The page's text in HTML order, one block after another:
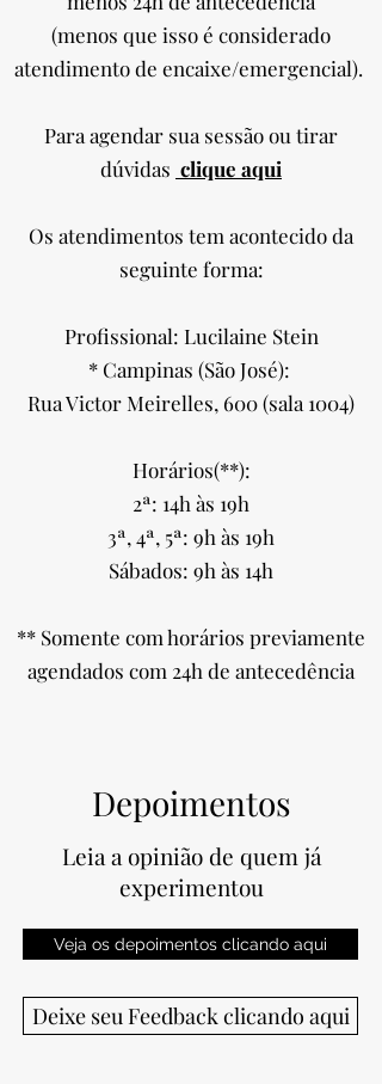
(menos que isso é considerado
atendimento de encaixe/emergencial).
Para agendar sua sessão ou tirar
dúvidas clique aqui
Os atendimentos tem acontecido da
seguinte forma:
Profissional: Lucilaine Stein
* Campinas (São José):
Rua Victor Meirelles, 600 (sala 1004)
Horários(**):
2ª: 14h às 19h
3ª, 4ª, 5ª: 9h às 19h
Sábados: 9h às 14h
** Somente com horários previamente
agendados com 24h de antecedência
Depoimentos
Leia a opinião de quem já
experimentou
Veja os depoimentos clicando aqui
Deixe seu Feedback clicando aqui